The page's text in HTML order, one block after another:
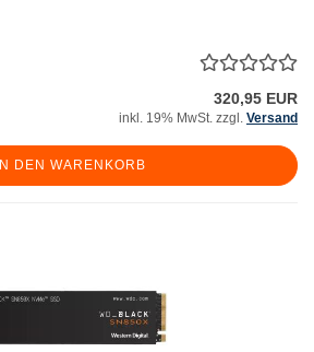
320,95 EUR
inkl. 19% MwSt. zzgl. Versand
IN DEN WARENKORB